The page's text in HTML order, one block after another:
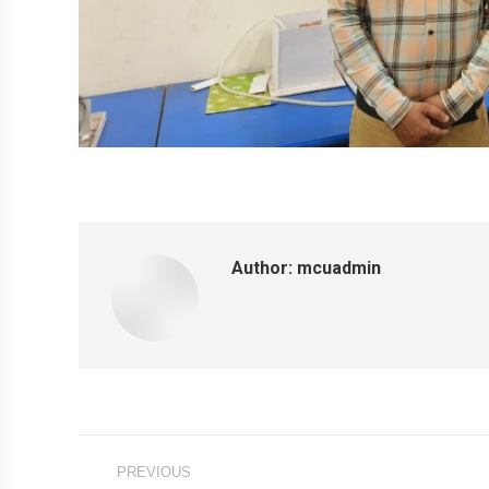
Author: mcuadmin
Post
PREVIOUS